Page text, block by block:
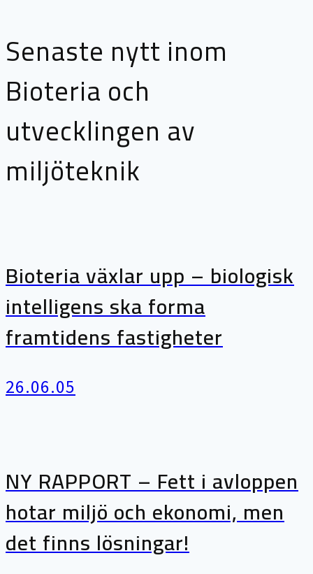
Senaste nytt inom
Bioteria och
utvecklingen av
miljöteknik
Bioteria växlar upp – biologisk
intelligens ska forma
framtidens fastigheter
26.06.05
NY RAPPORT – Fett i avloppen
hotar miljö och ekonomi, men
det finns lösningar!